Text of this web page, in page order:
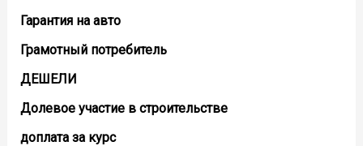
Гарантия на авто
Грамотный потребитель
ДЕШЕЛИ
Долевое участие в строительстве
доплата за курс